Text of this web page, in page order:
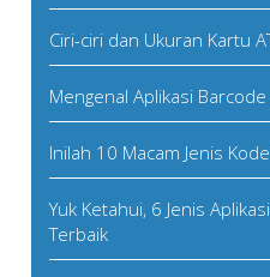
Ciri-ciri dan Ukuran Kartu
Mengenal Aplikasi
Inilah 10 Macam Jenis
Yuk Ketahui, 6 Jenis
Terbaik